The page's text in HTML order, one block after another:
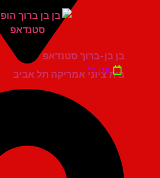
בית ציוני אמריקה תל אביב
בן בן-ברוך סטנדאפ
יום ד'